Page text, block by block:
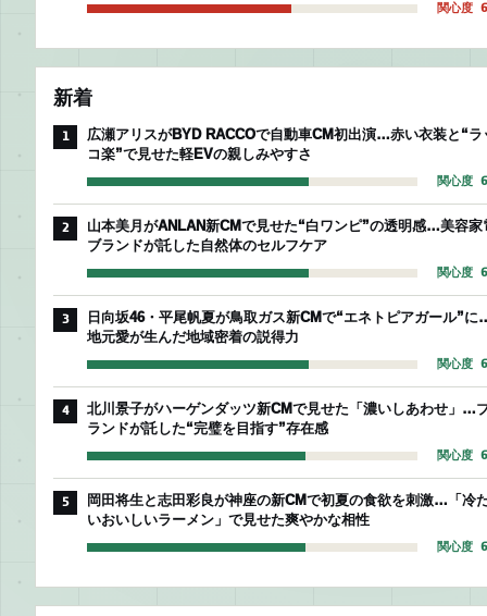
関心度
新着
1
広瀬アリスがBYD RACCOで自動車CM初出演…赤い衣装と“ラ
コ楽”で見せた軽EVの親しみやすさ
関心度
2
山本美月がANLAN新CMで見せた“白ワンピ”の透明感…美容家
ブランドが託した自然体のセルフケア
関心度
3
日向坂46・平尾帆夏が鳥取ガス新CMで“エネトピアガール”に
地元愛が生んだ地域密着の説得力
関心度
4
北川景子がハーゲンダッツ新CMで見せた「濃いしあわせ」…
ランドが託した“完璧を目指す”存在感
関心度
5
岡田将生と志田彩良が神座の新CMで初夏の食欲を刺激…「冷
いおいしいラーメン」で見せた爽やかな相性
関心度